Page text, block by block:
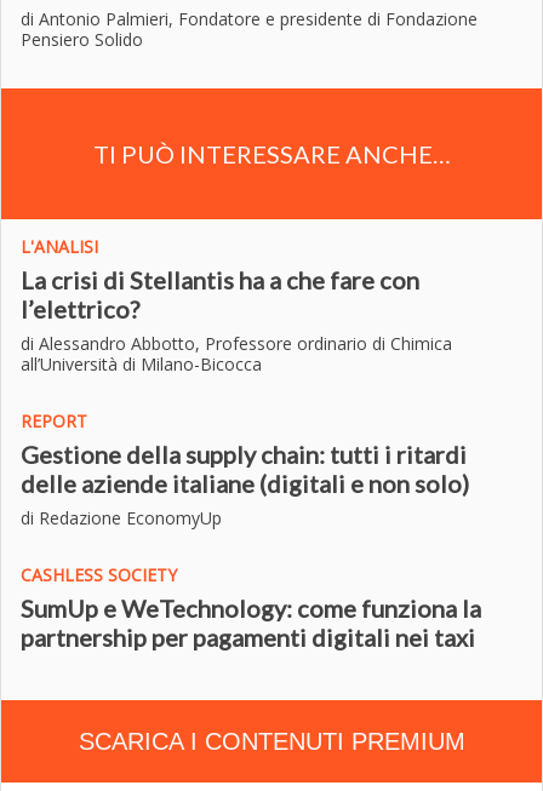
di Antonio Palmieri, Fondatore e presidente di Fondazione
Pensiero Solido
TI PUÒ INTERESSARE ANCHE…
L'ANALISI
La crisi di Stellantis ha a che fare con
l’elettrico?
di Alessandro Abbotto, Professore ordinario di Chimica
all’Università di Milano-Bicocca
REPORT
Gestione della supply chain: tutti i ritardi
delle aziende italiane (digitali e non solo)
di Redazione EconomyUp
CASHLESS SOCIETY
SumUp e WeTechnology: come funziona la
partnership per pagamenti digitali nei taxi
SCARICA I CONTENUTI PREMIUM